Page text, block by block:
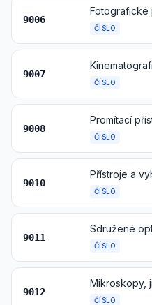
9006
ČÍSLO
9007
ČÍSLO
9008
ČÍSLO
9010
ČÍSLO
9011
ČÍSLO
9012
ČÍSLO